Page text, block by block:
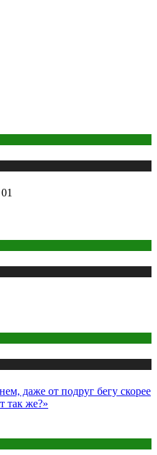
01
даже от подруг бегу скорее
так же?»